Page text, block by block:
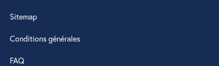
Sitemap
Conditions générales
FAQ